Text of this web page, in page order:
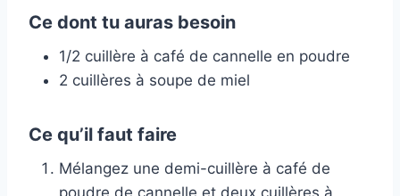
Ce dont tu auras besoin
1/2 cuillère à café de cannelle en poudre
2 cuillères à soupe de miel
Ce qu’il faut faire
Mélangez une demi-cuillère à café de